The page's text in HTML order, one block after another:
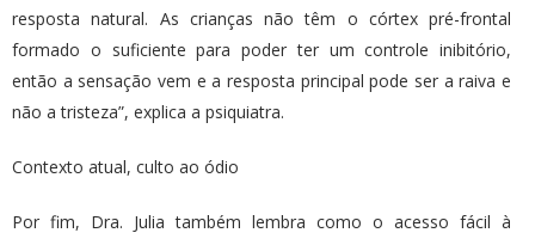
resposta natural. As crianças não têm o córtex pré-frontal
formado o suficiente para poder ter um controle inibitório,
então a sensação vem e a resposta principal pode ser a raiva e
não a tristeza”, explica a psiquiatra.
Contexto atual, culto ao ódio
Por fim, Dra. Julia também lembra como o acesso fácil à